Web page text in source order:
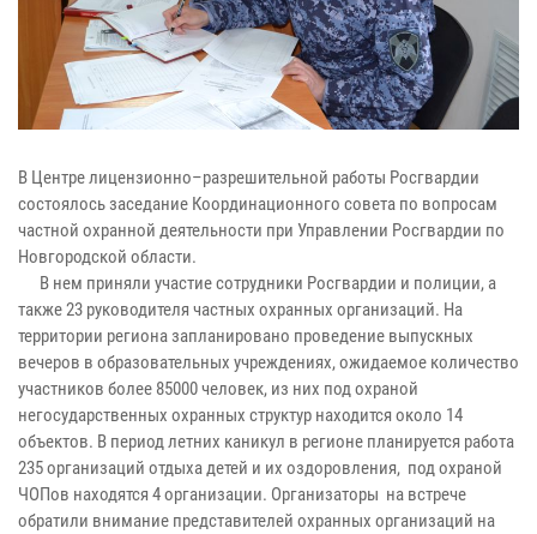
В Центре лицензионно–разрешительной работы Росгвардии
состоялось заседание Координационного совета по вопросам
частной охранной деятельности при Управлении Росгвардии по
Новгородской области.
В нем приняли участие сотрудники Росгвардии и полиции, а
также 23 руководителя частных охранных организаций. На
территории региона запланировано проведение выпускных
вечеров в образовательных учреждениях, ожидаемое количество
участников более 85000 человек, из них под охраной
негосударственных охранных структур находится около 14
объектов. В период летних каникул в регионе планируется работа
235 организаций отдыха детей и их оздоровления, под охраной
ЧОПов находятся 4 организации. Организаторы на встрече
обратили внимание представителей охранных организаций на